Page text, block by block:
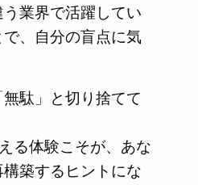
業界で活躍してい
、自分の盲点に気
駄」と切り捨てて
る体験こそが、あな
築するヒントにな